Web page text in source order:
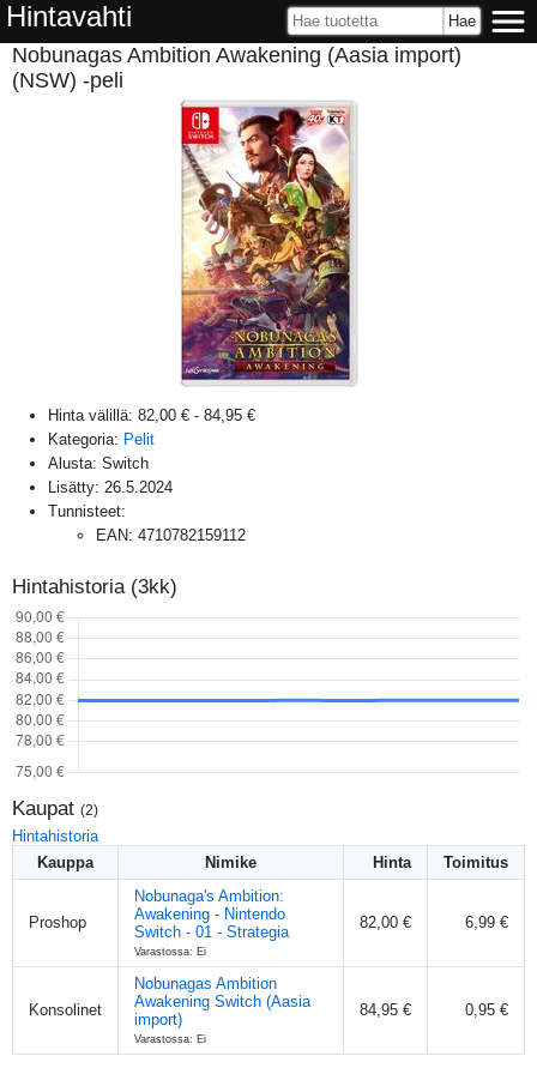
Hintavahti
Nobunagas Ambition Awakening (Aasia import)
(NSW) -peli
Hinta välillä: 82,00 € - 84,95 €
Kategoria: Pelit
Alusta: Switch
Lisätty: 26.5.2024
Tunnisteet:
EAN: 4710782159112
Hintahistoria (3kk)
Kaupat (2)
Hintahistoria
Kauppa
Nimike Hinta Toimitus
Proshop
Nobunaga's Ambition:
Awakening - Nintendo
Switch - 01 - Strategia
Varastossa: Ei
82,00 € 6,99 €
Konsolinet
Nobunagas Ambition
Awakening Switch (Aasia
import)
Varastossa: Ei
84,95 € 0,95 €